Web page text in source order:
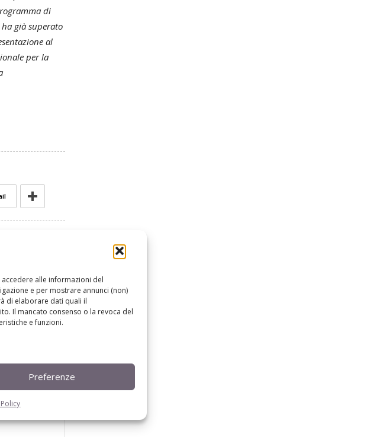
alle informazioni del
e per mostrare annunci (non)
di elaborare dati quali il
Il mancato consenso o la revoca del
e funzioni.
Preferenze
di
già superato
al
per la